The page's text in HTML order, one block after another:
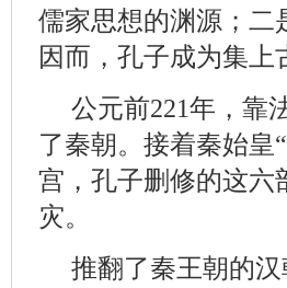
儒家思想的渊源；二
因而，孔子成为集
公元前221年，靠
了秦朝。接着秦始皇
宫，孔子删修的这六
灾。
推翻了秦王朝的